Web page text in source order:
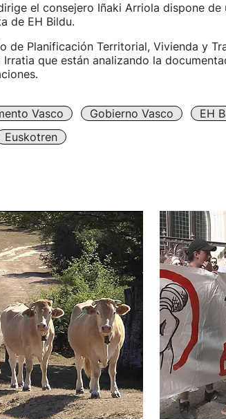
el consejero Iñaki Arriola dispone de
de EH Bildu.
de Planificación Territorial, Vivienda y
Irratia que están analizando la
Vasco Gobierno Vasco
EH
Euskotren